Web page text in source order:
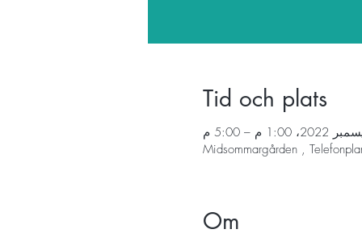
Tid och plats
Midsommargården ,
Om